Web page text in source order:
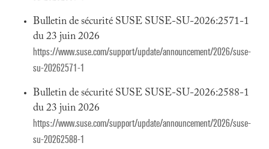
Bulletin de sécurité SUSE SUSE-SU-2026:2571-1
du 23 juin 2026
https://www.suse.com/support/update/announcement/2026/suse-
su-20262571-1
Bulletin de sécurité SUSE SUSE-SU-2026:2588-1
du 23 juin 2026
https://www.suse.com/support/update/announcement/2026/suse-
su-20262588-1